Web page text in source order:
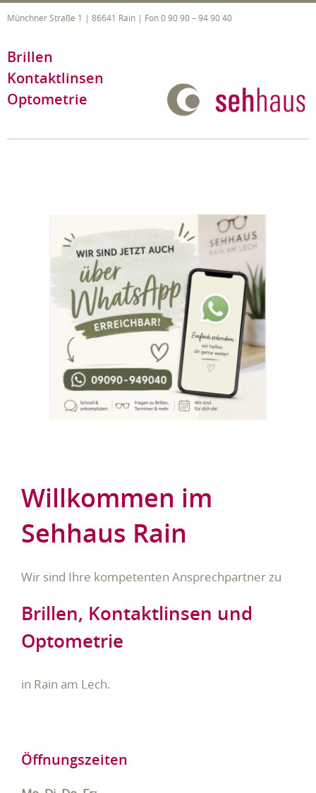
Zum
Inhalt
Münchner Straße 1 | 86641 Rain | Fon 0 90 90 – 94 90 40
Brillen
Kontaktlinsen
Optometrie
Willkommen im
Sehhaus Rain
Wir sind Ihre kompetenten Ansprechpartner zu
Brillen, Kontaktlinsen und
Optometrie
in Rain am Lech.
Öffnungszeiten